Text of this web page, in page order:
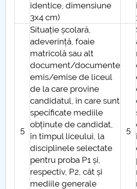
IOSUD/CSUD-Doctorate
Comisie de etica unversitară
Evenimente CUP
Accesibilitate pentru studenții
Raportul Conducerii Centrului
privind implementarea Planului
2024
Parteneri CUP
Centrul de Consiliere și
identice, dimensiune
3x4 cm)
5
Situație școlară,
adeverință, foaie
matricolă sau alt
document/documente
emis/emise de liceul
de la care provine
candidatul, în care sunt
specificate mediile
obținute de candidat,
în timpul liceului, la
disciplinele selectate
pentru proba P1 și,
respectiv, P2, cât și
mediile generale
5